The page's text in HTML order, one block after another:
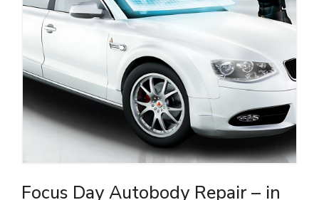
Focus Day Autobody Repair – in